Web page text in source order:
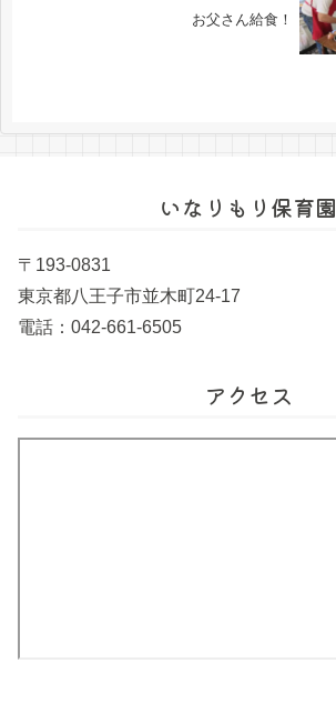
お父さん給食！
いなりもり保育園
〒193-0831
東京都八王子市並木町24-17
電話：042-661-6505
アクセス